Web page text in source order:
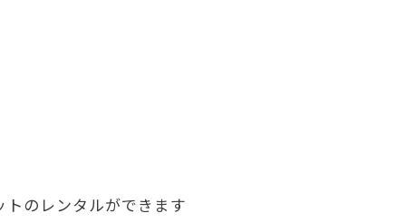
トのレンタルができます